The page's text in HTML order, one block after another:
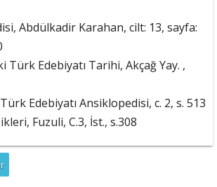
Abdülkadir Karahan, cilt: 13, sayfa:
Türk Edebiyatı Tarihi, Akçağ Yay. ,
Türk Edebiyatı Ansiklopedisi, c. 2, s. 513
Fuzuli, C.3, İst., s.308